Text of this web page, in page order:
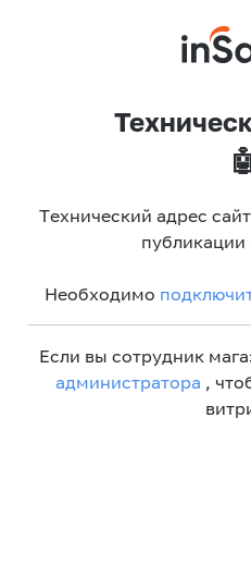
Технический адрес
Необходимо
Если вы сотрудник
администратора ,